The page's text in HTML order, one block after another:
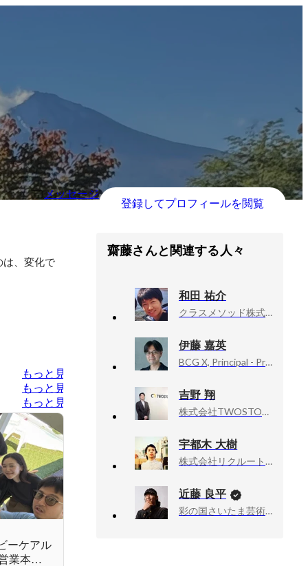
メッセージ
登録してプロフィールを閲覧
は、変化で
もっと見る
もっと見る
もっと見る
ーケアル
業本部
齋藤さんと関連する人々
和田 祐介
クラスメソッド株式会社, エンジニア
伊藤 嘉英
BCG X, Principal - Product Management
吉野 翔
株式会社TWOSTONE&Sons, 執行役員
宇都木 大樹
株式会社リクルートマネジメントソリューションズ, PdM
近藤 良平
彩の国さいたま芸術劇場, 次期芸術監督